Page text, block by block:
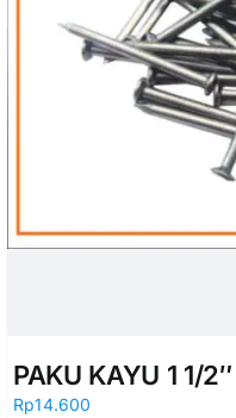
PAKU KAYU 1 1/
Rp14.600